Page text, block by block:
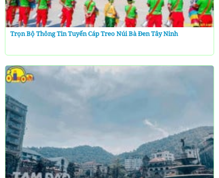
Trọn Bộ Thông Tin Tuyến Cáp Treo Núi Bà Đen Tây Ninh